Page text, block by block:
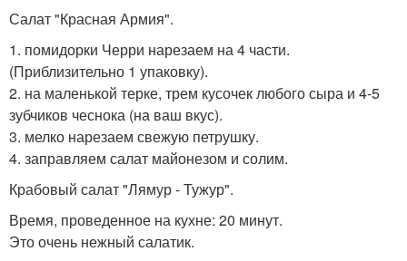
Салат "Красная Армия".
1. помидорки Черри нарезаем на 4 части.
(Приблизительно 1 упаковку).
2. на маленькой терке, трем кусочек любого сыра и 4-5
зубчиков чеснока (на ваш вкус).
3. мелко нарезаем свежую петрушку.
4. заправляем салат майонезом и солим.
Крабовый салат "Лямур - Тужур".
Время, проведенное на кухне: 20 минут.
Это очень нежный салатик.